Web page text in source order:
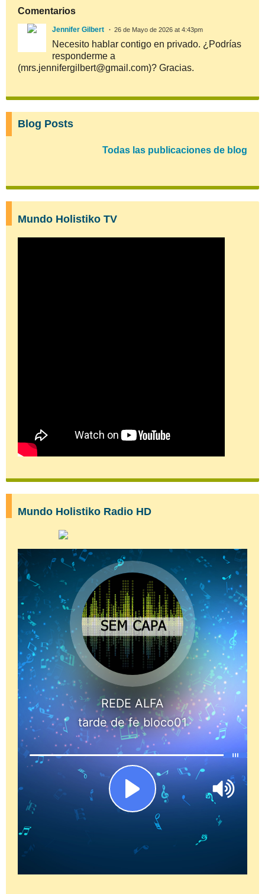
Comentarios
Jennifer Gilbert 26 de Mayo de 2026 at 4:43pm
Necesito hablar contigo en privado. ¿Podrías
responderme a
(mrs.jennifergilbert@gmail.com)? Gracias.
Blog Posts
Todas las publicaciones de blog
Mundo Holistiko TV
Mundo Holistiko Radio HD